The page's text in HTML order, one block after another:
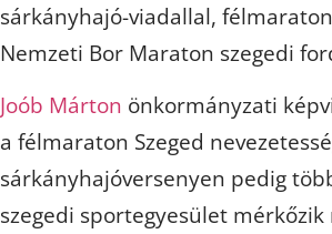
sárkányhajó-viadallal,
Nemzeti Bor Maraton szegedi
Joób Márton önkormányzati
a félmaraton Szeged
sárkányhajóversenyen pedig
szegedi sportegyesület mérkőzik